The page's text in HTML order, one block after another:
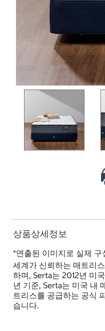
상품상세정보
*연출된 이미지로 실제
세계가 신뢰하는 매트리
하며, Serta는 2012년 미
년 기준, Serta는 미국 내
트리스를 공급하는 공식
습니다.